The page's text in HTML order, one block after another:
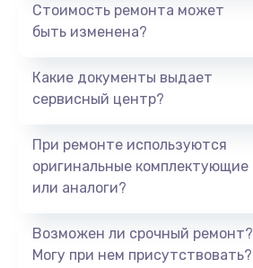
Стоимость ремонта может
быть изменена?
Какие документы выдает
сервисный центр?
При ремонте используются
оригинальные комплектующие
или аналоги?
Возможен ли срочный ремонт?
Могу при нем присутствовать?